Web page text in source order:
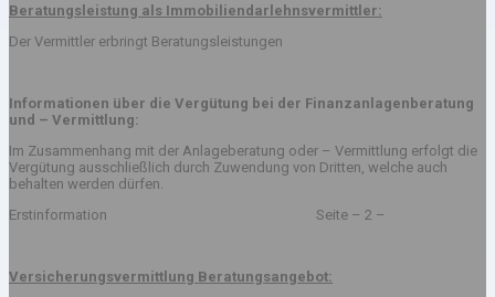
Beratungsleistung als Immobiliendarlehnsvermittler:
Der Vermittler erbringt Beratungsleistungen
Informationen über die Vergütung bei der Finanzanlagenberatung
und – Vermittlung:
Im Zusammenhang mit der Anlageberatung oder – Vermittlung erfolgt die
Vergütung ausschließlich durch Zuwendung von Dritten, welche auch
behalten werden dürfen.
Erstinformation Seite – 2 –
Versicherungsvermittlung Beratungsangebot: